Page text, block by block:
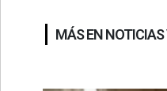
MÁS EN NOTICIAS